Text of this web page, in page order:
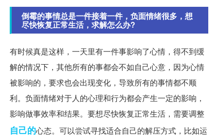
倒霉的事情总是一件接着一件，负面情绪很多，想
尽快恢复正常生活，求解怎么办?
有时候真是这样，一天里有一件事影响了心情，得不到缓
解的情况下，其他所有的事都会不如自己心意，因为心情
被影响的，要求也会出现变化，导致所有的事情都不顺
利。负面情绪对于人的心理和行为都会产生一定的影响，
影响做事效率和结果。要想尽快恢复正常生活，需要调整
自己的心态。可以尝试寻找适合自己的解压方式，比如运